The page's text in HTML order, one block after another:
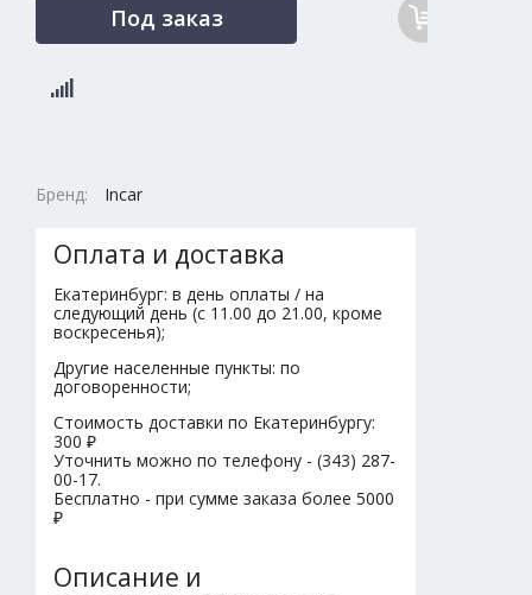
Под заказ
Бренд: Incar
Оплата и доставка
Екатеринбург: в день оплаты / на
следующий день (с 11.00 до 21.00, кроме
воскресенья);
Другие населенные пункты: по
договоренности;
Стоимость доставки по Екатеринбургу:
300 ₽
Уточнить можно по телефону - (343) 287-
00-17.
Бесплатно - при сумме заказа более 5000
₽
Описание и